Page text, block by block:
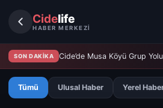
Cidelife
HABER MERKEZİ
SON DAKİKA Cide’de Musa Köyü Grup
Tümü Ulusal Haber Yerel